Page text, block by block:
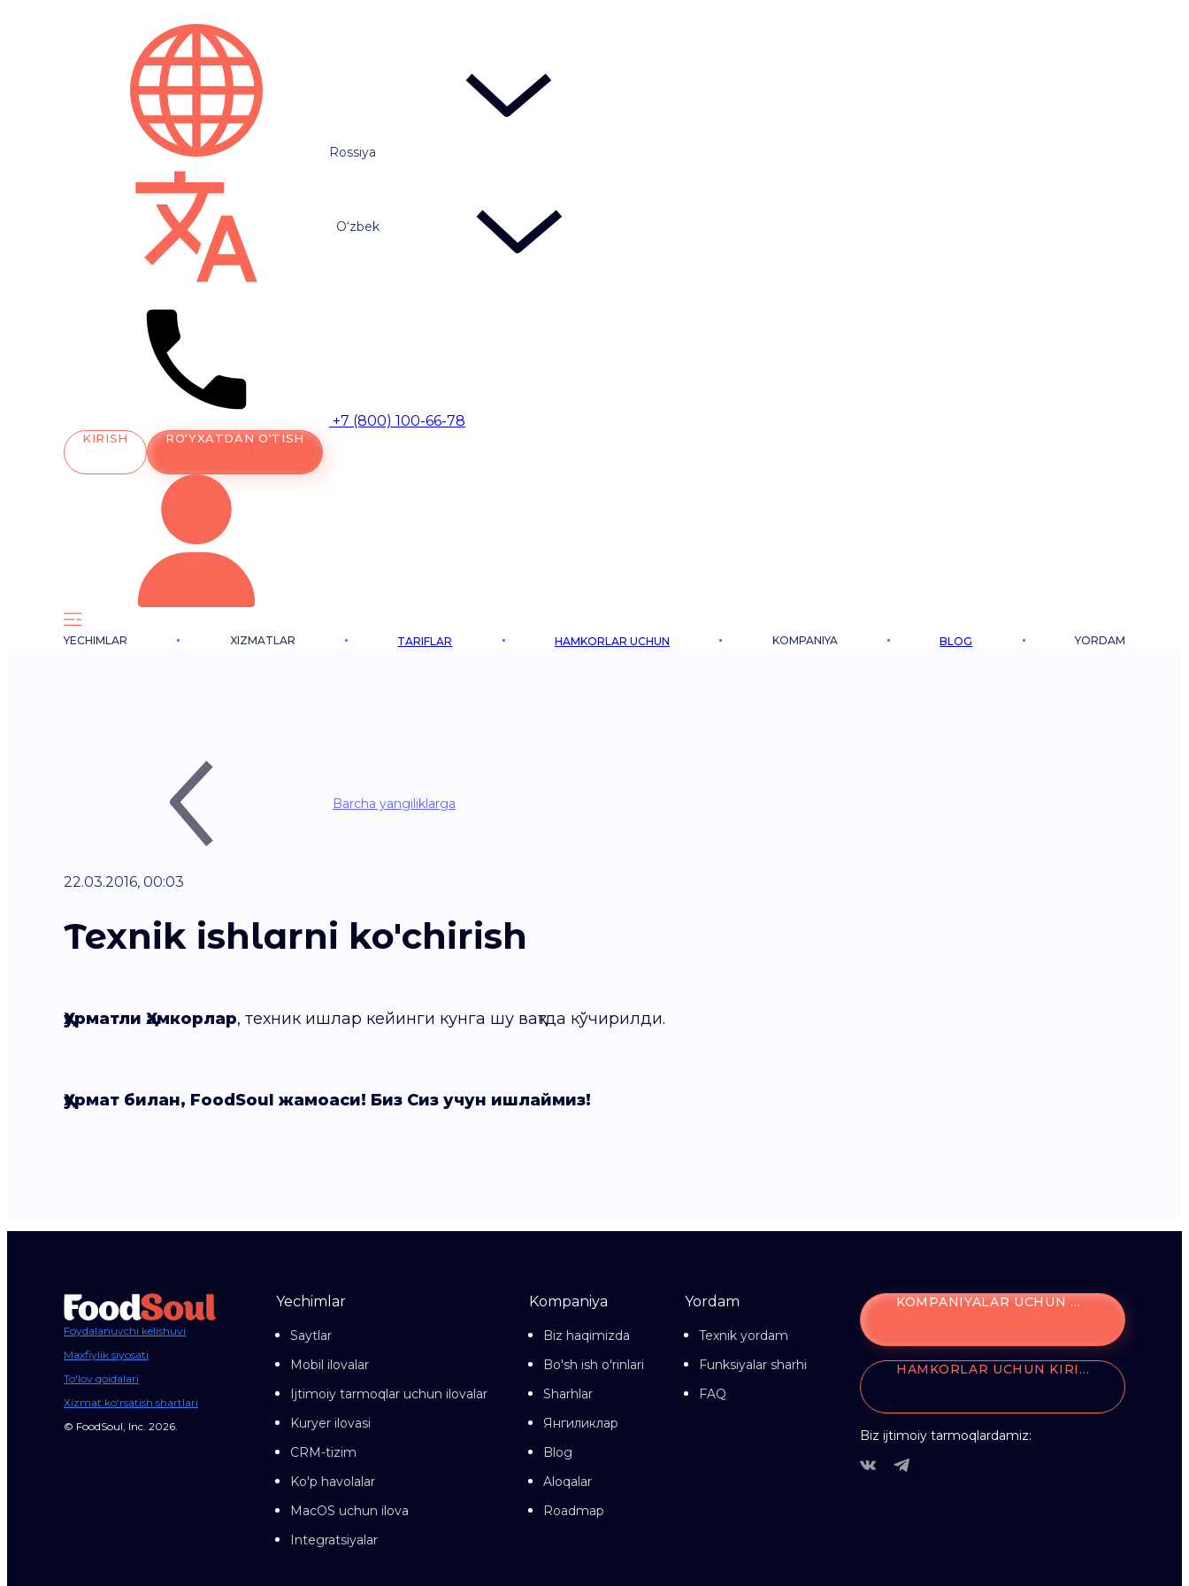
Rossiya
O‘zbek
+7 (800) 100-66-78
KIRISH RO‘YXATDAN O‘TISH
YECHIMLAR XIZMATLAR TARIFLAR HAMKORLAR UCHUN KOMPANIYA BLOG YORDAM
Barcha yangiliklarga
22.03.2016, 00:03
Texnik ishlarni ko'chirish
Ҳурматли Ҳамкорлар, техник ишлар кейинги кунга шу вақтда кўчирилди.
Ҳурмат билан, FoodSoul жамоаси! Биз Сиз учун ишлаймиз!
Foydalanuvchi kelishuvi
Maxfiylik siyosati
To'lov qoidalari
Xizmat ko‘rsatish shartlari
© FoodSoul, Inc. 2026.
Yechimlar
Saytlar
Mobil ilovalar
Ijtimoiy tarmoqlar uchun ilovalar
Kuryer ilovasi
CRM-tizim
Ko'p havolalar
MacOS uchun ilova
Integratsiyalar
Kompaniya
Biz haqimizda
Bo'sh ish o'rinlari
Sharhlar
Янгиликлар
Blog
Aloqalar
Roadmap
Yordam
Texnik yordam
Funksiyalar sharhi
FAQ
KOMPANIYALAR UCHUN KIRISH
HAMKORLAR UCHUN KIRISH
Biz ijtimoiy tarmoqlardamiz: